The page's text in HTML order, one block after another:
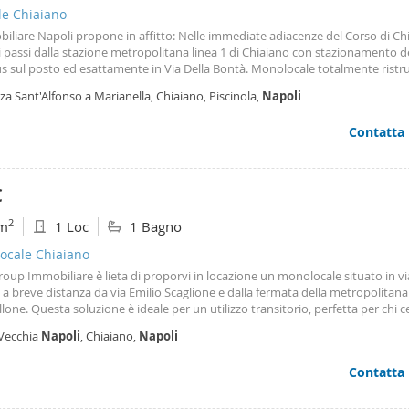
Chiaiano
Napoli propone in affitto: Nelle immediate adiacenze del Corso di
passi dalla stazione metropolitana linea 1 di Chiaiano con stazionamento
sul posto ed esattamente in Via Della Bontà. Monolocale totalmente
richiesto € 500,00 mensili. Per maggiori informazioni contattare il numero:
Sant'Alfonso a Marianella, Chiaiano, Piscinola, Napoli
Contatta
2 1 Loc 1 Bagno
Chiaiano
Immobiliare è lieta di proporvi in locazione un monolocale situato in
breve distanza da via Emilio Scaglione e dalla fermata della metropolitana
Questa soluzione è ideale per un utilizzo transitorio, perfetta per chi
Posizione: Piano terra Condizioni interne: Buono stato Arredamento:
dell'affitto il canone di locazione include tutte le utenze, comprese luce,
Napoli, Chiaiano, Napoli
Contatta